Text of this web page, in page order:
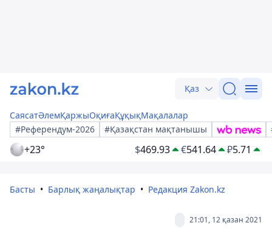
Қаз
СаясатӘлемҚаржыОқиғаҚұқықМақалалар
#Референдум-2026
#Қазақстан мақтанышы
+23° $469.93 €541.64 ₽5.71
Басты Барлық жаңалықтар Редакция Zakon.kz
21:01, 12 қазан 2021